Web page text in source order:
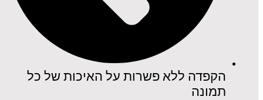
הקפדה ללא פשרות על האיכות של כל
תמונה